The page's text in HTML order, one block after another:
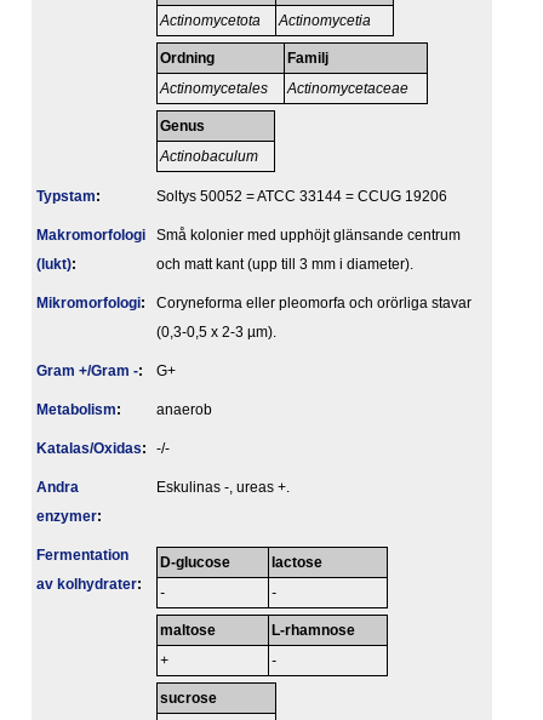
Actinomycetota Actinomycetia
Ordning
Actinomycetales
Familj
Actinomycetaceae
Genus
Actinobaculum
Typstam: Soltys 50052 = ATCC 33144 = CCUG 19206
Makromorfologi
(lukt):
Små kolonier med upphöjt glänsande centrum
och matt kant (upp till 3 mm i diameter).
Mikromorfologi:
Coryneforma eller pleomorfa och orörliga stavar
(0,3-0,5 x 2-3 µm).
Gram +/Gram -: G+
Metabolism: anaerob
Katalas/Oxidas: -/-
Andra
enzymer:
Eskulinas -, ureas +.
Fermentation
av kolhydrater:
D-glucose
-
lactose
-
maltose
+
L-rhamnose
-
sucrose